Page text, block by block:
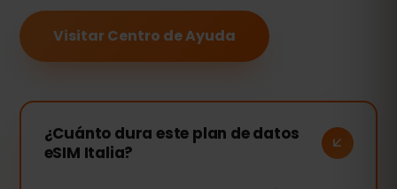
Visitar Centro de Ayuda
¿Cuánto dura este plan de datos
eSIM Italia?